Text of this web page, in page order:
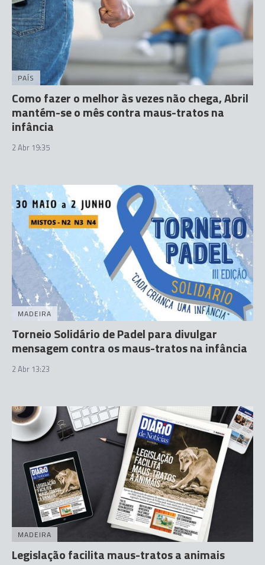
PAÍS
Como fazer o melhor às vezes não chega, Abril
mantém-se o mês contra maus-tratos na
infância
2 Abr 19:35
MADEIRA
Torneio Solidário de Padel para divulgar
mensagem contra os maus-tratos na infância
2 Abr 13:23
MADEIRA
Legislação facilita maus-tratos a animais